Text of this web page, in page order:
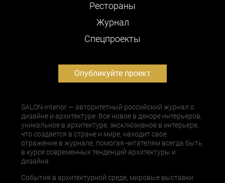
Рестораны
Журнал
Cпецпроекты
Опубликуйте проект
SALON-interior — авторитетный российский журнал о
дизайне и архитектуре. Все новое в декоре интерьеров,
уникальное в архитектуре, эксклюзивное в интерьере,
что создается в стране и мире, находит свое
отражение в журнале, помогая читателям всегда быть
в курсе современных тенденций архитектуры и
дизайна.
События в архитектурной среде, мировые выставки